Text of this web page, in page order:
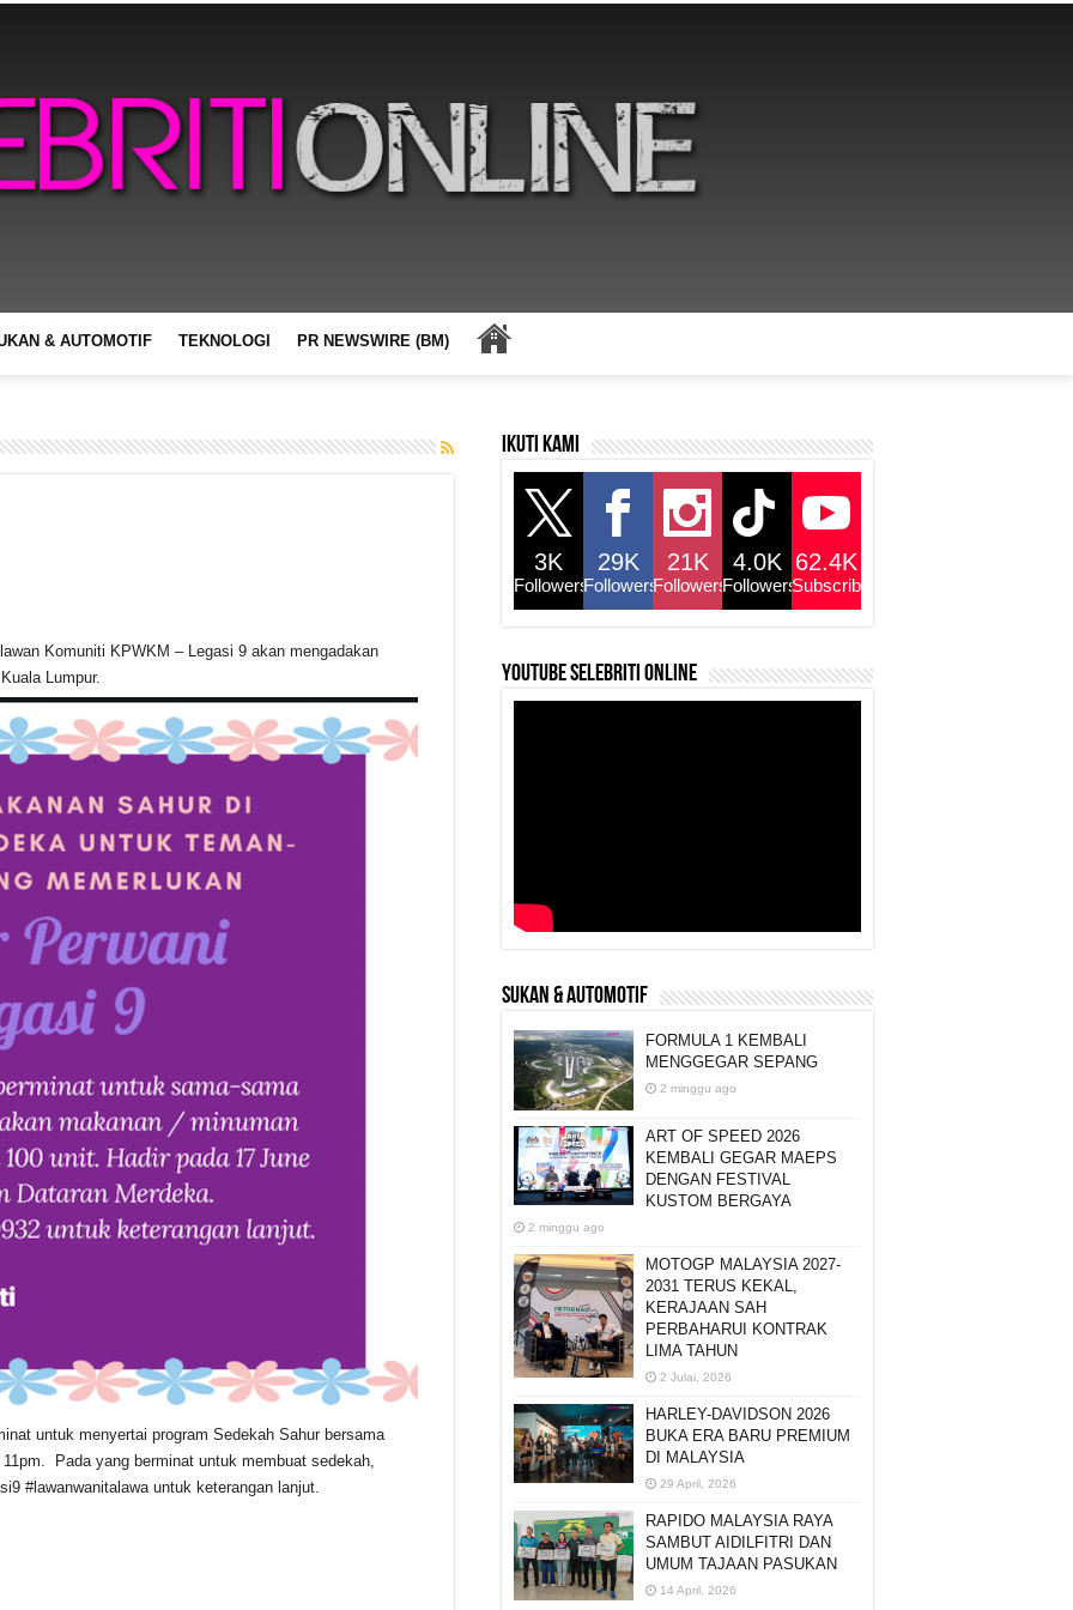
& AUTOMOTIF TEKNOLOGI PR NEWSWIRE (BM)
Komuniti KPWKM – Legasi 9 akan mengadakan
Lumpur.
untuk menyertai program Sedekah Sahur bersama
Pada yang berminat untuk membuat sedekah,
#lawanwanitalawa untuk keterangan lanjut.
Ikuti kami
3K
Followers
29K
Followers
21K
Followers
4.0K
Followers
62.4K
Subscribers
YouTube selebriti online
SUKAN & AUTOMOTIF
FORMULA 1 KEMBALI
MENGGEGAR SEPANG
2 minggu ago
ART OF SPEED 2026
KEMBALI GEGAR MAEPS
DENGAN FESTIVAL
KUSTOM BERGAYA
2 minggu ago
MOTOGP MALAYSIA 2027-
2031 TERUS KEKAL,
KERAJAAN SAH
PERBAHARUI KONTRAK
LIMA TAHUN
2 Julai, 2026
HARLEY-DAVIDSON 2026
BUKA ERA BARU PREMIUM
DI MALAYSIA
29 April, 2026
RAPIDO MALAYSIA RAYA
SAMBUT AIDILFITRI DAN
UMUM TAJAAN PASUKAN
14 April, 2026